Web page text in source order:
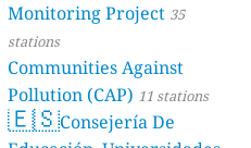
Monitoring Project 35
stations
Communities Against
Pollution (CAP) 11 stations
🇪🇸Consejería De